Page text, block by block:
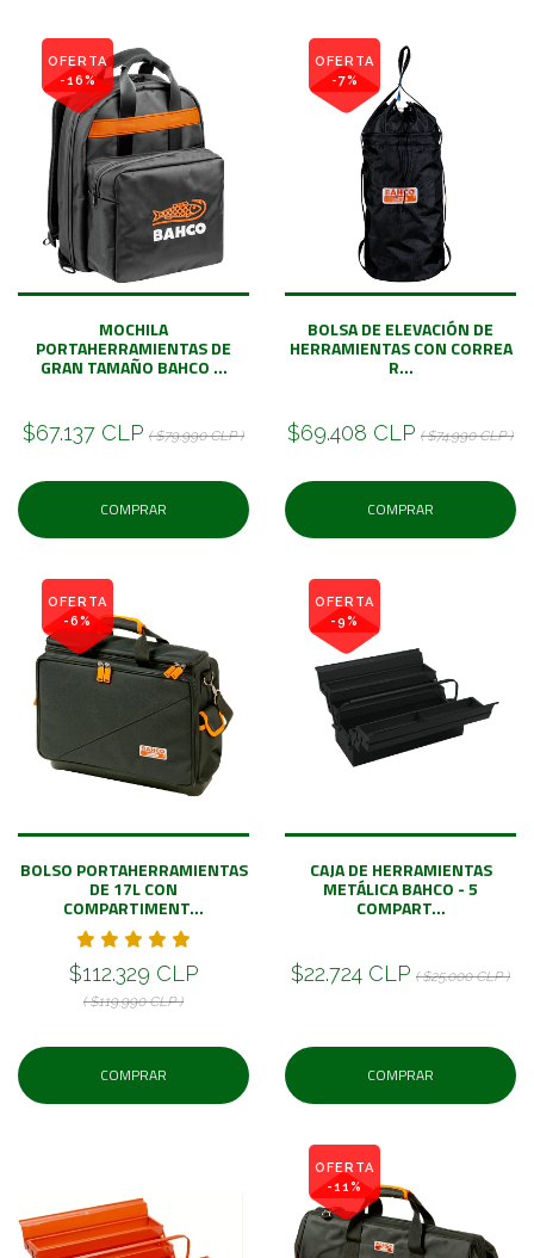
OFERTA
-16%
MOCHILA
PORTAHERRAMIENTAS DE
GRAN TAMAÑO BAHCO ...
$67.137 CLP ( $79.990 CLP )
COMPRAR
OFERTA
-7%
BOLSA DE ELEVACIÓN DE
HERRAMIENTAS CON CORREA
R...
$69.408 CLP ( $74.990 CLP )
COMPRAR
OFERTA
-6%
BOLSO PORTAHERRAMIENTAS
DE 17L CON
COMPARTIMENT...
$112.329 CLP
( $119.990 CLP )
COMPRAR
OFERTA
-9%
CAJA DE HERRAMIENTAS
METÁLICA BAHCO - 5
COMPART...
$22.724 CLP ( $25.000 CLP )
COMPRAR
OFERTA
-11%